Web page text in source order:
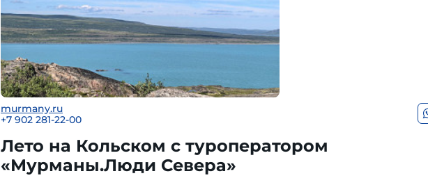
murmany.ru
+7 902 281-22-00
Лето на Кольском с туроператором
«Мурманы.Люди Севера»